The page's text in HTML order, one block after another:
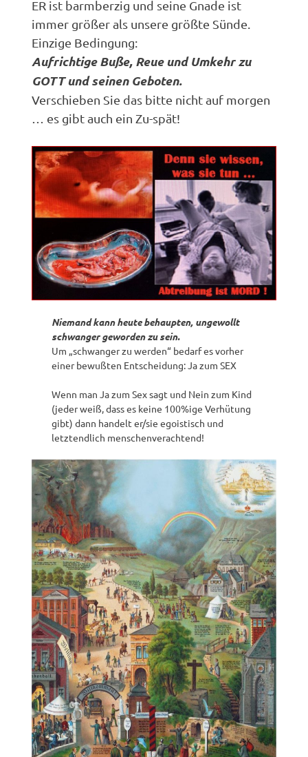
ER ist barmberzig und seine Gnade ist
immer größer als unsere größte Sünde.
Einzige Bedingung:
Aufrichtige Buße, Reue und Umkehr zu
GOTT und seinen Geboten.
Verschieben Sie das bitte nicht auf morgen
… es gibt auch ein Zu-spät!
Niemand kann heute behaupten, ungewollt
schwanger geworden zu sein.
Um „schwanger zu werden“ bedarf es vorher
einer bewußten Entscheidung: Ja zum SEX
Wenn man Ja zum Sex sagt und Nein zum Kind
(jeder weiß, dass es keine 100%ige Verhütung
gibt) dann handelt er/sie egoistisch und
letztendlich menschenverachtend!